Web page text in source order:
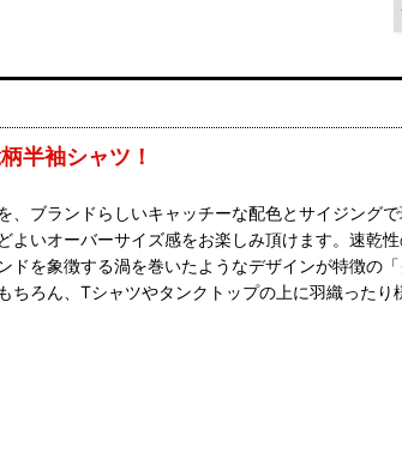
半袖シャツ！
、ブランドらしいキャッチーな配色とサイジン
よいオーバーサイズ感をお楽しみ頂けます。速
ドを象徴する渦を巻いたようなデザインが特徴
ちろん、Tシャツやタンクトップの上に羽織った